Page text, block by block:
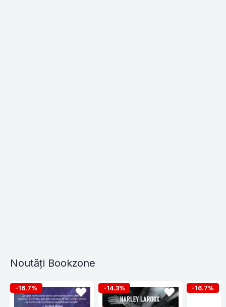
Noutăți Bookzone
-16.7% -14.3% -16.7%